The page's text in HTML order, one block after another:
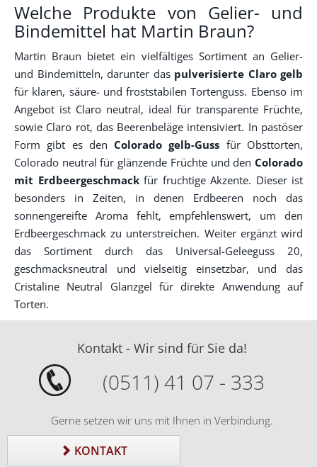
Welche Produkte von Gelier- und
Bindemittel hat Martin Braun?
Martin Braun bietet ein vielfältiges Sortiment an Gelier-
und Bindemitteln, darunter das pulverisierte Claro gelb
für klaren, säure- und froststabilen Tortenguss. Ebenso im
Angebot ist Claro neutral, ideal für transparente Früchte,
sowie Claro rot, das Beerenbeläge intensiviert. In pastöser
Form gibt es denColorado gelb-Guss für Obsttorten,
Colorado neutral für glänzende Früchte und den Colorado
mit Erdbeergeschmackfür fruchtige Akzente. Dieser ist
besonders in Zeiten, in denen Erdbeeren noch das
sonnengereifte Aroma fehlt, empfehlenswert, um den
Erdbeergeschmack zu unterstreichen. Weiter ergänzt wird
das Sortiment durch das Universal-Geleeguss 20,
geschmacksneutral und vielseitig einsetzbar, und das
Cristaline Neutral Glanzgel für direkte Anwendung auf
Torten.
Kontakt - Wir sind für Sie da!
(0511) 41 07 - 333
Gerne setzen wir uns mit Ihnen in Verbindung.
KONTAKT